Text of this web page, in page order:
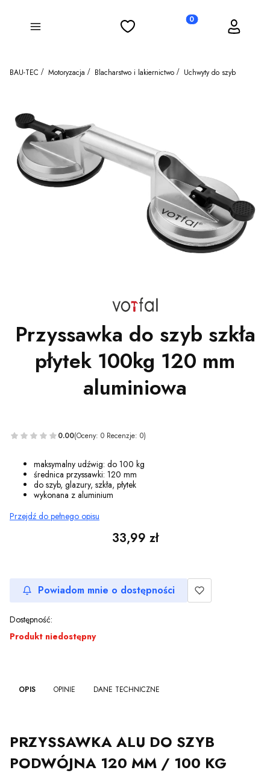
Menu Ulubione Produkty w koszyku:
Koszyk Zaloguj się
BAU-TEC Motoryzacja Blacharstwo i lakiernictwo Uchwyty do szyb
Przyssawka do szyb szkła
płytek 100kg 120 mm
aluminiowa
0.00(Oceny: 0 Recenzje: 0)
maksymalny udźwig: do 100 kg
średnica przyssawki: 120 mm
do szyb, glazury, szkła, płytek
wykonana z aluminium
Przejdź do pełnego opisu
Cena
33,99 zł
Powiadom mnie o dostępności
Dostępność:
Produkt niedostępny
OPIS OPINIE DANE TECHNICZNE
PRZYSSAWKA ALU DO SZYB
PODWÓJNA 120 MM / 100 KG